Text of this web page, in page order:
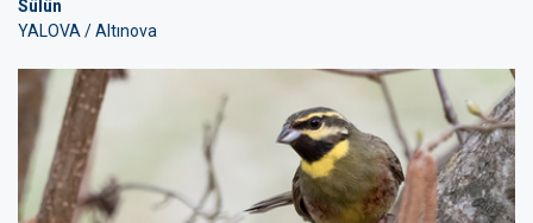
Sülün
YALOVA / Altınova